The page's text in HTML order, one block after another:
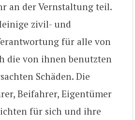
an der Vernstaltung teil.
zivil- und
für alle von
die von ihnen benutzten
Schäden. Die
Beifahrer, Eigentümer
für sich und ihre